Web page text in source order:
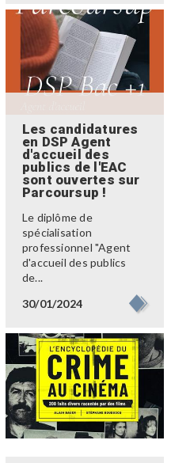
Les candidatures
en DSP Agent
d'accueil des
publics de l'EAC
sont ouvertes sur
Parcoursup !
Le diplôme de
spécialisation
professionnel "Agent
d'accueil des publics
de...
30/01/2024